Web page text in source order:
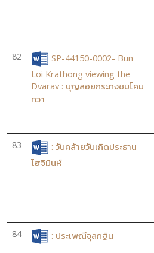
82
SP-44150-0002- Bun
Loi Krathong viewing the
Dvarav : บุญลอยกระทงชมโคม
ทวา
83
: วันคล้ายวันเกิดประธาน
โฮจิมินห์
84 : ประเพณีจุลกฐิน